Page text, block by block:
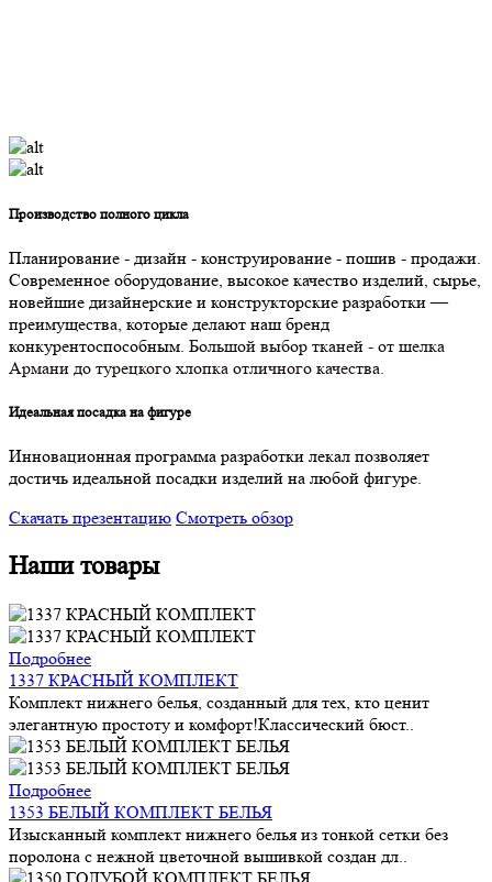
Производство полного цикла
Планирование - дизайн - конструирование - пошив - продажи.
Современное оборудование, высокое качество изделий, сырье,
новейшие дизайнерские и конструкторские разработки —
преимущества, которые делают наш бренд
конкурентоспособным. Большой выбор тканей - от шелка
Армани до турецкого хлопка отличного качества.
Идеальная посадка на фигуре
Инновационная программа разработки лекал позволяет
достичь идеальной посадки изделий на любой фигуре.
Скачать презентацию Смотреть обзор
Наши товары
Подробнее
1337 КРАСНЫЙ КОМПЛЕКТ
Комплект нижнего белья, созданный для тех, кто ценит
элегантную простоту и комфорт!Классический бюст..
Подробнее
1353 БЕЛЫЙ КОМПЛЕКТ БЕЛЬЯ
Изысканный комплект нижнего белья из тонкой сетки без
поролона с нежной цветочной вышивкой создан дл..